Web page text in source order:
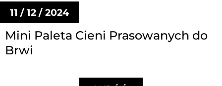
11 / 12 / 2024
Mini Paleta Cieni Prasowanych do
Brwi